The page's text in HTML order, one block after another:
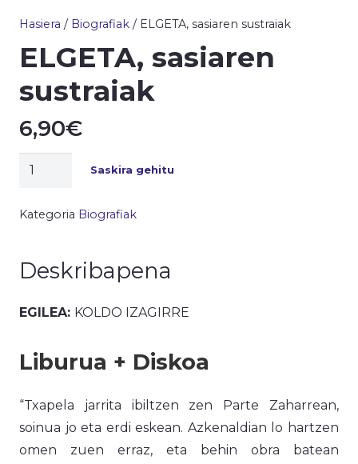
Hasiera / Biografiak / ELGETA, sasiaren sustraiak
ELGETA, sasiaren
sustraiak
6,90€
ELGETA,
sustraiak
Saskira gehitu
Kategoria Biografiak
Deskribapena
EGILEA: KOLDO IZAGIRRE
Liburua + Diskoa
“Txapela jarrita ibiltzen zen Parte Zaharrean,
soinua jo eta erdi eskean. Azkenaldian lo hartzen
omen zuen erraz, eta behin obra batean